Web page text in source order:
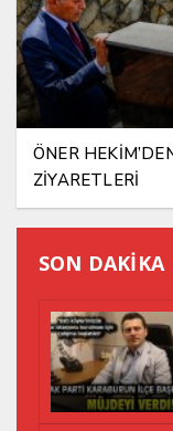
ÖNER
ZİYARETLERİ
SON DAKİKA